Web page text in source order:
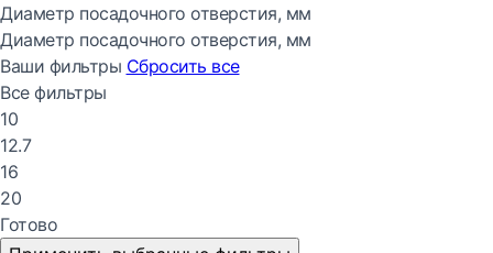
Диаметр посадочного отверстия, мм
Диаметр посадочного отверстия, мм
Ваши фильтры Сбросить все
Все фильтры
10
12.7
16
20
Готово